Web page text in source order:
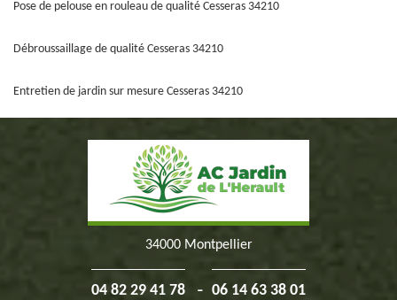
Pose de pelouse en rouleau de qualité Cesseras 34210
Débroussaillage de qualité Cesseras 34210
Entretien de jardin sur mesure Cesseras 34210
34000 Montpellier
04 82 29 41 78 - 06 14 63 38 01